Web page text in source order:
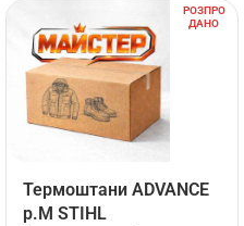
РОЗПРО
ДАНО
Термоштани ADVANCE
р.М STIHL